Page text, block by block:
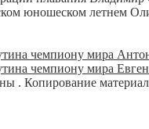
юношеском летнем
чемпиону мира
чемпиону мира
. Копирование